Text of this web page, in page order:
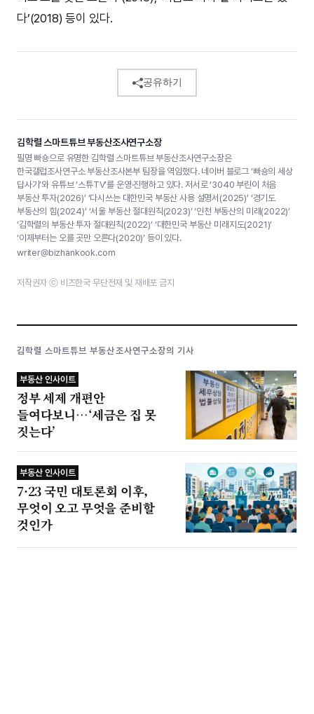
다’(2018) 등이 있다.
공유하기
김학렬 스마트튜브 부동산조사연구소장
필명 빠숑으로 유명한 김학렬 스마트튜브 부동산조사연구소장은
한국갤럽조사연구소 부동산조사본부 팀장을 역임했다. 네이버 블로그 ‘빠숑의 세상
답사기’와 유튜브 ‘스튜TV’를 운영·진행하고 있다. 저서로 ‘3040 부린이 처음
부동산 투자(2026)’ ‘다시쓰는 대한민국 부동산 사용 설명서(2025)’ ‘경기도
부동산의 힘(2024)’ ‘서울 부동산 절대원칙(2023)’ ‘인천 부동산의 미래(2022)’
‘김학렬의 부동산 투자 절대원칙(2022)’ ‘대한민국 부동산 미래지도(2021)’
‘이제부터는 오를 곳만 오른다(2020)’ 등이 있다.
writer@bizhankook.com
저작권자 ⓒ 비즈한국 무단전재 및 재배포 금지
김학렬 스마트튜브 부동산조사연구소장의 기사
부동산 인사이트
정부 세제 개편안
들여다보니…‘세금은 집 못
짓는다’
부동산 인사이트
7·23 국민 대토론회 이후,
무엇이 오고 무엇을 준비할
것인가